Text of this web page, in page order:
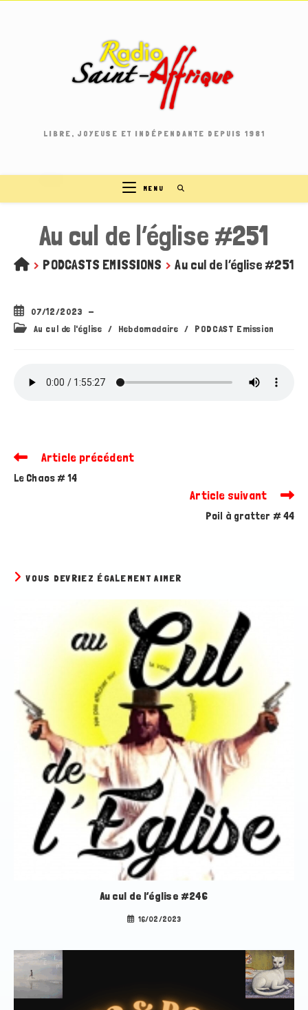
LIBRE, JOYEUSE ET INDÉPENDANTE DEPUIS 1981
MENU
Au cul de l’église #251
> PODCASTS EMISSIONS > Au cul de l’église #251
Publication
publiée :
07/12/2023
PostAu cul de l'église / Hebdomadaire / PODCAST Emission
Read
articles
Article précédent
Le Chaos # 14
Article suivant
Poil à gratter # 44
VOUS DEVRIEZ ÉGALEMENT AIMER
Au cul de l’église #246
16/02/2023